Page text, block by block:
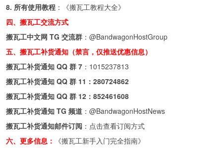
8. 所有使用教程 ：《搬瓦工教程大全》
四、搬瓦工交流方式
搬瓦工中文网 TG 交流群 ： @BandwagonHostGroup
五、搬瓦工补货通知（禁言，仅推送优惠信息）
搬瓦工补货通知 QQ 群 7 ： 1015237813
搬瓦工补货通知 QQ 群 11： 280724862
搬瓦工补货通知 QQ 群 12： 852461608
搬瓦工补货通知 TG 频道 ： @BandwagonHostNews
搬瓦工补货通知邮件订阅 ： 点击查看订阅方式
六、更多信息：
《搬瓦工新手入门完全指南》